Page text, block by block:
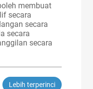
membuat
secara
secara
secara
secara
Lebih terperinci